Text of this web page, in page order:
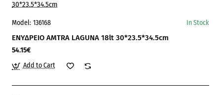
Model: 136168 In Stock
ΕΝΥΔΡΕΙΟ AMTRA LAGUNA 18lt 30*23.5*34.5cm
54.15€
Add to Cart